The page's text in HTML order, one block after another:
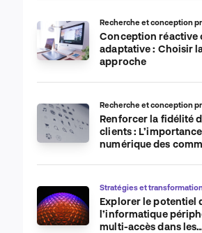
Recherche et conception
Conception réactive
adaptative : Choisir
approche
Recherche et conception
Renforcer la fidélité
clients :
numérique des
commerce
Stratégies et
Explorer le potentiel
l’informatique
multi-accès dans les